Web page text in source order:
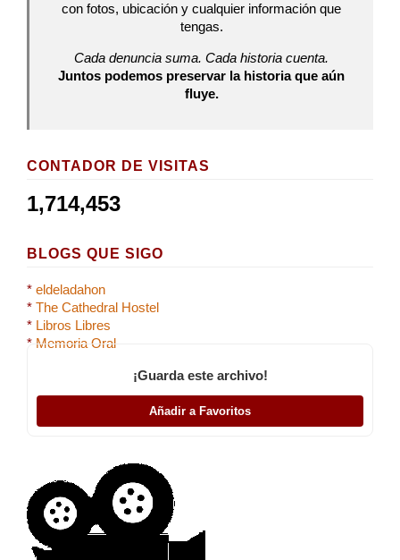
con fotos, ubicación y cualquier información que
tengas.
Cada denuncia suma. Cada historia cuenta.
Juntos podemos preservar la historia que aún
fluye.
CONTADOR DE VISITAS
1,714,453
BLOGS QUE SIGO
* eldeladahon
* The Cathedral Hostel
* Libros Libres
* Memoria Oral
¡Guarda este archivo!
Añadir a Favoritos